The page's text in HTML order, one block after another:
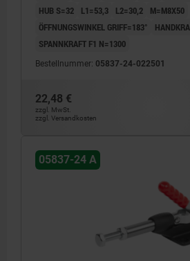
HUB S=32
L1=53,3 L2=30,2
M=M8X50
ÖFFNUNGSWINKEL GRIFF=183°
SPANNKRAFT F1 N=1300
Bestellnummer: 05837-24-022501
22,48 €
zzgl. MwSt.
zzgl. Versandkosten
05837-24 A